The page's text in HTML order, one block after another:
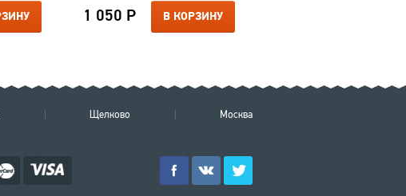
1 050 Р В КОРЗИНУ
Щелково Москва